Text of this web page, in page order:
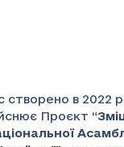
в 2022
Проєкт “